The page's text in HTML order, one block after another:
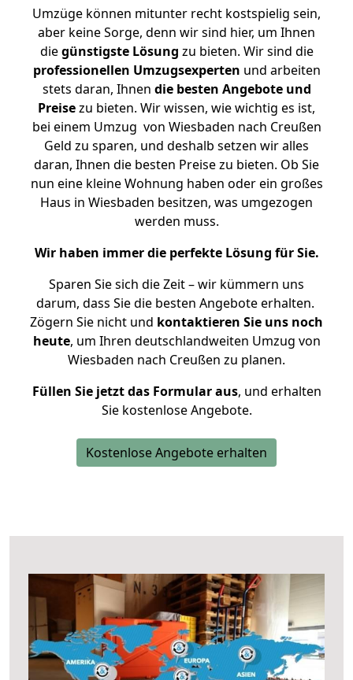
Umzüge können mitunter recht kostspielig sein,
aber keine Sorge, denn wir sind hier, um Ihnen
diegünstigste Lösung zu bieten. Wir sind die
professionellen Umzugsexperten und arbeiten
stets daran, Ihnen die besten Angebote und
Preisezu bieten. Wir wissen, wie wichtig es ist,
bei einem Umzug von Wiesbaden nach Creußen
Geld zu sparen, und deshalb setzen wir alles
daran, Ihnen die besten Preise zu bieten. Ob Sie
nun eine kleine Wohnung haben oder ein großes
Haus in Wiesbaden besitzen, was umgezogen
werden muss.
Wir haben immer die perfekte Lösung für Sie.
Sparen Sie sich die Zeit – wir kümmern uns
darum, dass Sie die besten Angebote erhalten.
Zögern Sie nicht und kontaktieren Sie uns noch
heute, um Ihren deutschlandweiten Umzug von
Wiesbaden nach Creußen zu planen.
Füllen Sie jetzt das Formular aus, und erhalten
Sie kostenlose Angebote.
Kostenlose Angebote erhalten